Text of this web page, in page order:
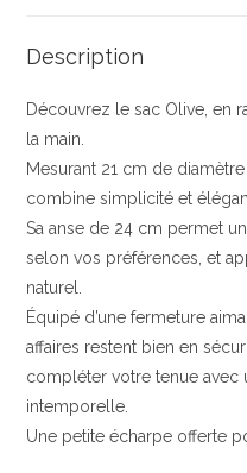
Description
Découvrez le sac Olive, en
la main.
Mesurant 21 cm de
combine simplicité et
Sa anse de 24 cm permet
selon vos préférences, et
naturel.
Équipé d’une fermeture
affaires restent bien en
compléter votre tenue avec
intemporelle.
Une petite écharpe offerte